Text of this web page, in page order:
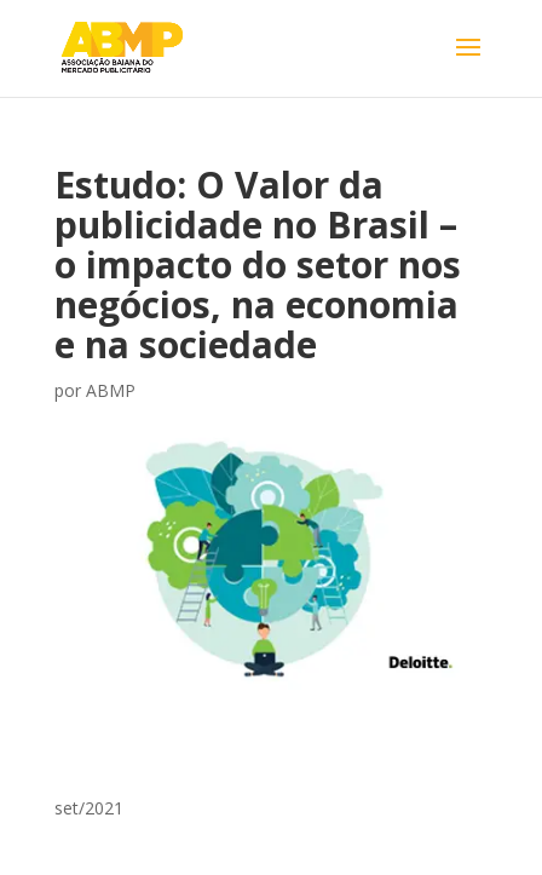
Estudo: O Valor da
publicidade no Brasil –
o impacto do setor nos
negócios, na economia
e na sociedade
por ABMP
set/2021